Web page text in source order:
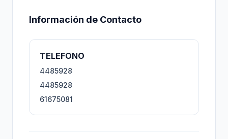
Información de Contacto
TELEFONO
4485928
4485928
61675081